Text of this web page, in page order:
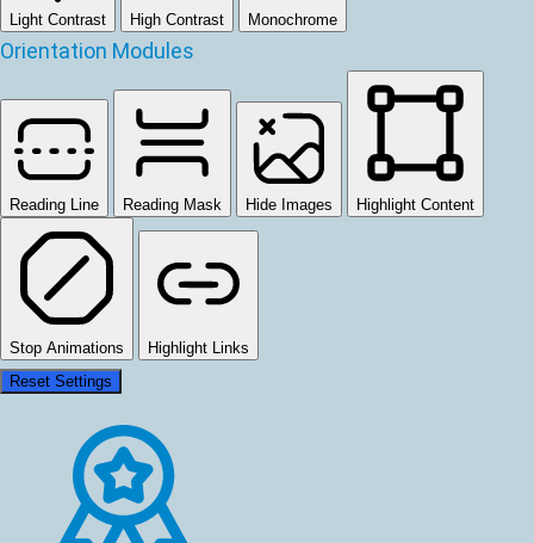
Light Contrast High Contrast Monochrome
Orientation Modules
Reading Line Reading Mask Hide Images Highlight Content
Stop Animations
Highlight Links
Reset Settings